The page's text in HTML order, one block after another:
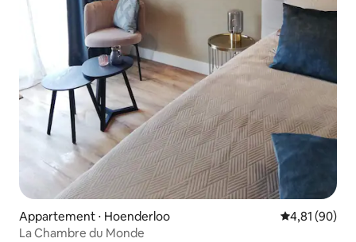
Appartement ⋅ Hoenderloo Évaluation
4,81 (90)
La Chambre du Monde